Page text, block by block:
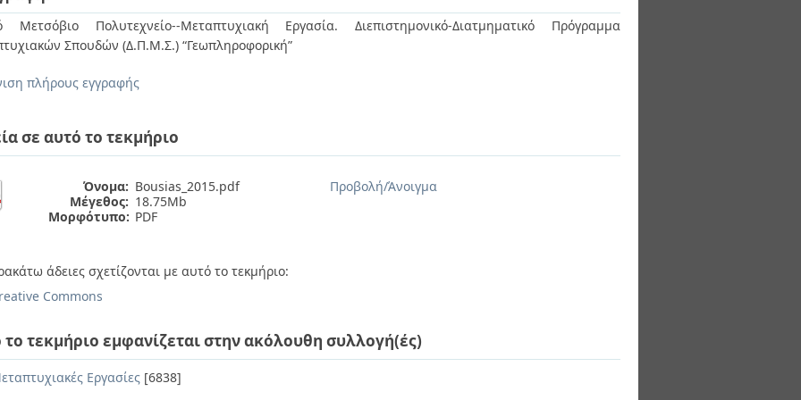
Μετσόβιο Πολυτεχνείο--Μεταπτυχιακή Εργασία. Διεπιστημονικό-Διατμηματικό Πρόγραμμα
Σπουδών (Δ.Π.Μ.Σ.) “Γεωπληροφορική”
πλήρους εγγραφής
σε αυτό το τεκμήριο
Όνομα: Bousias_2015.pdf
Μέγεθος: 18.75Mb
Μορφότυπο: PDF
Προβολή/Άνοιγμα
άδειες σχετίζονται με αυτό το τεκμήριο:
Commons
το τεκμήριο εμφανίζεται στην ακόλουθη συλλογή(ές)
Εργασίες [6838]